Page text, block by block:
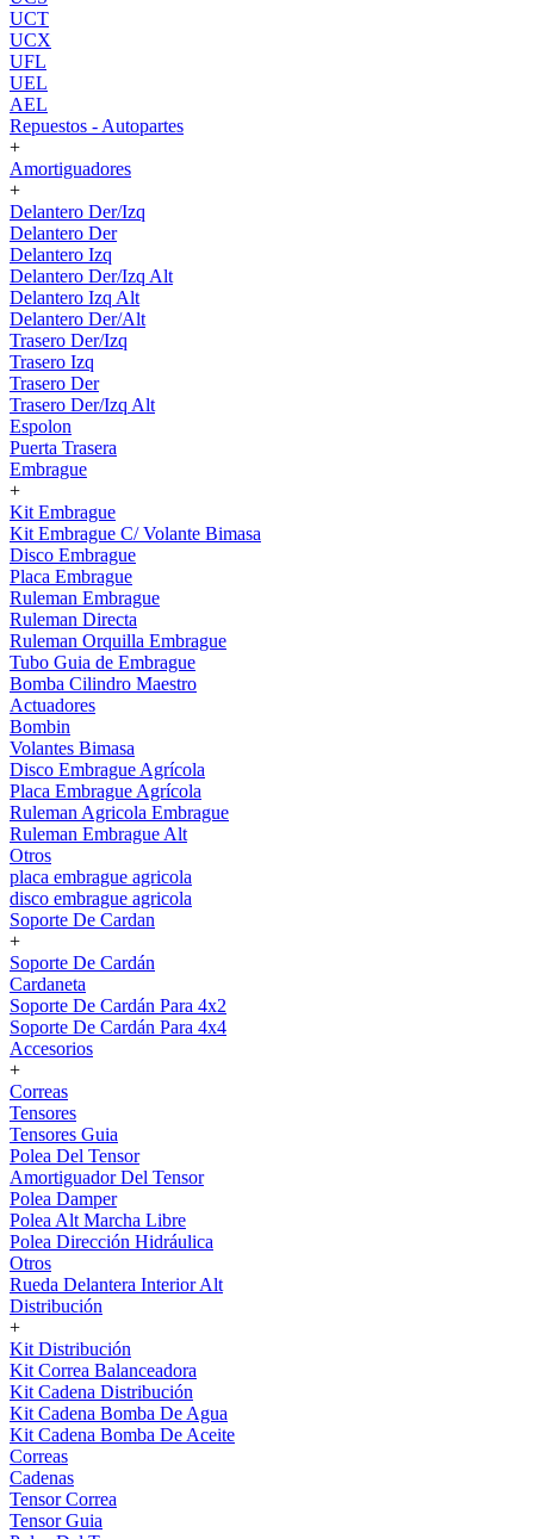
UCT
UCX
UFL
UEL
AEL
Repuestos - Autopartes
+
Amortiguadores
+
Delantero Der/Izq
Delantero Der
Delantero Izq
Delantero Der/Izq Alt
Delantero Izq Alt
Delantero Der/Alt
Trasero Der/Izq
Trasero Izq
Trasero Der
Trasero Der/Izq Alt
Espolon
Puerta Trasera
Embrague
+
Kit Embrague
Kit Embrague C/ Volante Bimasa
Disco Embrague
Placa Embrague
Ruleman Embrague
Ruleman Directa
Ruleman Orquilla Embrague
Tubo Guia de Embrague
Bomba Cilindro Maestro
Actuadores
Bombin
Volantes Bimasa
Disco Embrague Agrícola
Placa Embrague Agrícola
Ruleman Agricola Embrague
Ruleman Embrague Alt
Otros
placa embrague agricola
disco embrague agricola
Soporte De Cardan
+
Soporte De Cardán
Cardaneta
Soporte De Cardán Para 4x2
Soporte De Cardán Para 4x4
Accesorios
+
Correas
Tensores
Tensores Guia
Polea Del Tensor
Amortiguador Del Tensor
Polea Damper
Polea Alt Marcha Libre
Polea Dirección Hidráulica
Otros
Rueda Delantera Interior Alt
Distribución
+
Kit Distribución
Kit Correa Balanceadora
Kit Cadena Distribución
Kit Cadena Bomba De Agua
Kit Cadena Bomba De Aceite
Correas
Cadenas
Tensor Correa
Tensor Guia